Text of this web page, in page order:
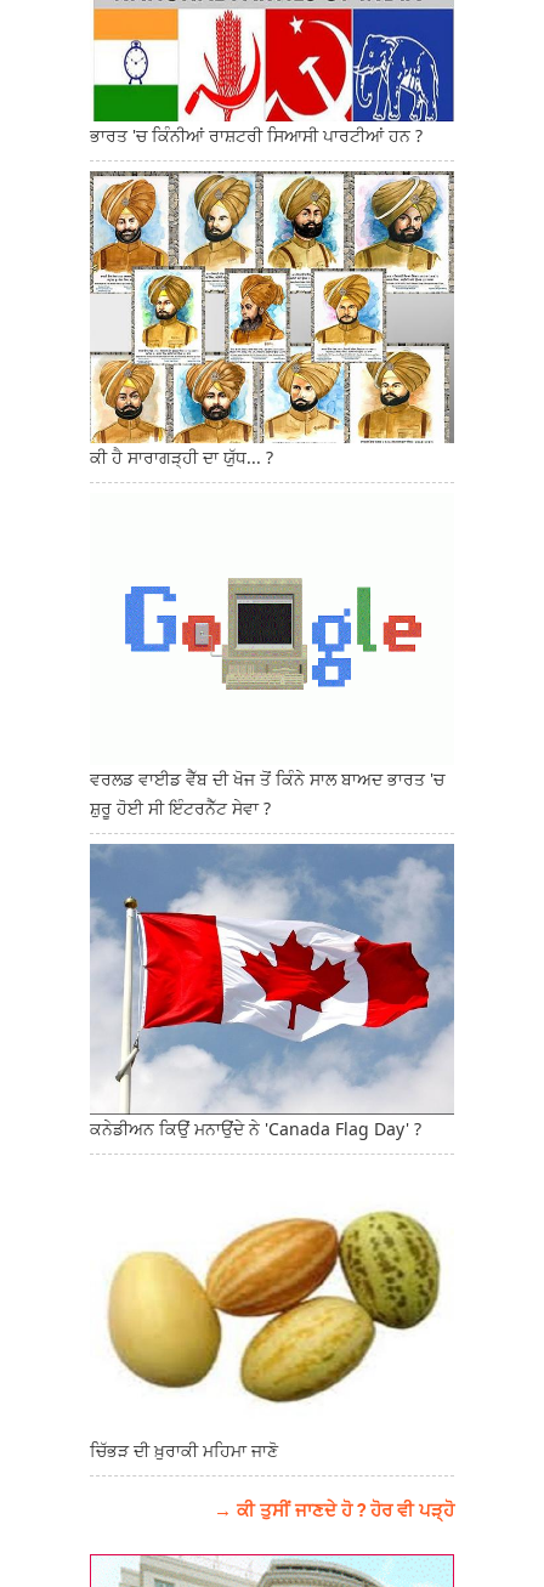
ਭਾਰਤ 'ਚ ਕਿੰਨੀਆਂ ਰਾਸ਼ਟਰੀ ਸਿਆਸੀ ਪਾਰਟੀਆਂ ਹਨ ?
ਕੀ ਹੈ ਸਾਰਾਗੜ੍ਹੀ ਦਾ ਯੁੱਧ... ?
ਵਰਲਡ ਵਾਈਡ ਵੈੱਬ ਦੀ ਖੋਜ ਤੋਂ ਕਿੰਨੇ ਸਾਲ ਬਾਅਦ ਭਾਰਤ 'ਚ
ਸ਼ੁਰੂ ਹੋਈ ਸੀ ਇੰਟਰਨੈੱਟ ਸੇਵਾ ?
ਕਨੇਡੀਅਨ ਕਿਉਂ ਮਨਾਉਂਦੇ ਨੇ 'Canada Flag Day' ?
ਚਿੱਭੜ ਦੀ ਖ਼ੁਰਾਕੀ ਮਹਿਮਾ ਜਾਣੋ
→ ਕੀ ਤੁਸੀਂ ਜਾਣਦੇ ਹੋ ? ਹੋਰ ਵੀ ਪੜ੍ਹੋ